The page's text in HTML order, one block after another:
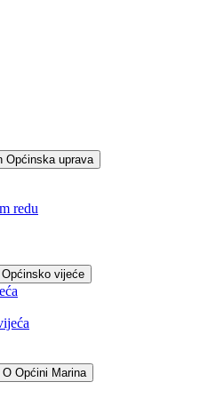
Općinska uprava
redu
vijeće
O Općini Marina